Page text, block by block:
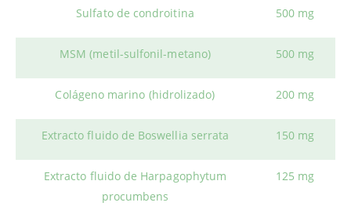
Sulfato de condroitina 500 mg
MSM (metil-sulfonil-metano) 500 mg
Colágeno marino (hidrolizado) 200 mg
Extracto fluido de Boswellia serrata 150 mg
Extracto fluido de Harpagophytum
procumbens
125 mg